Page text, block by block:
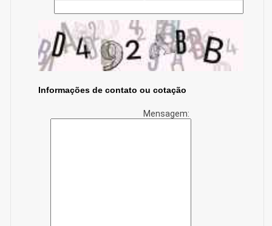
Informações de contato ou cotação
Mensagem: